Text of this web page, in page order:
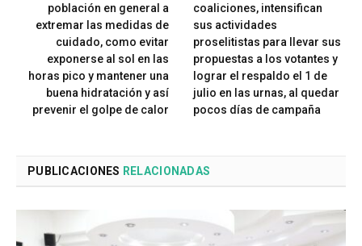
población en general a
extremar las medidas de
cuidado, como evitar
exponerse al sol en las
horas pico y mantener una
buena hidratación y así
prevenir el golpe de calor
coaliciones, intensifican
sus actividades
proselitistas para llevar sus
propuestas a los votantes y
lograr el respaldo el 1 de
julio en las urnas, al quedar
pocos días de campaña
PUBLICACIONES RELACIONADAS